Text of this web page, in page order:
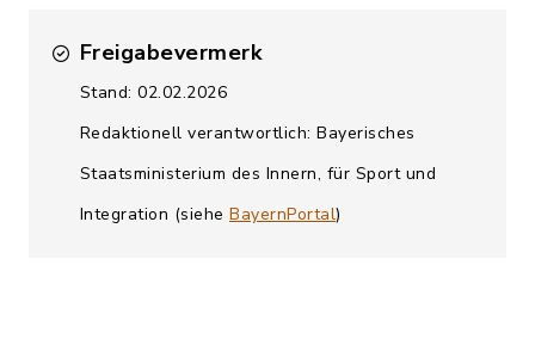
Freigabevermerk
Stand: 02.02.2026
Redaktionell verantwortlich: Bayerisches
Staatsministerium des Innern, für Sport und
Integration (siehe BayernPortal)